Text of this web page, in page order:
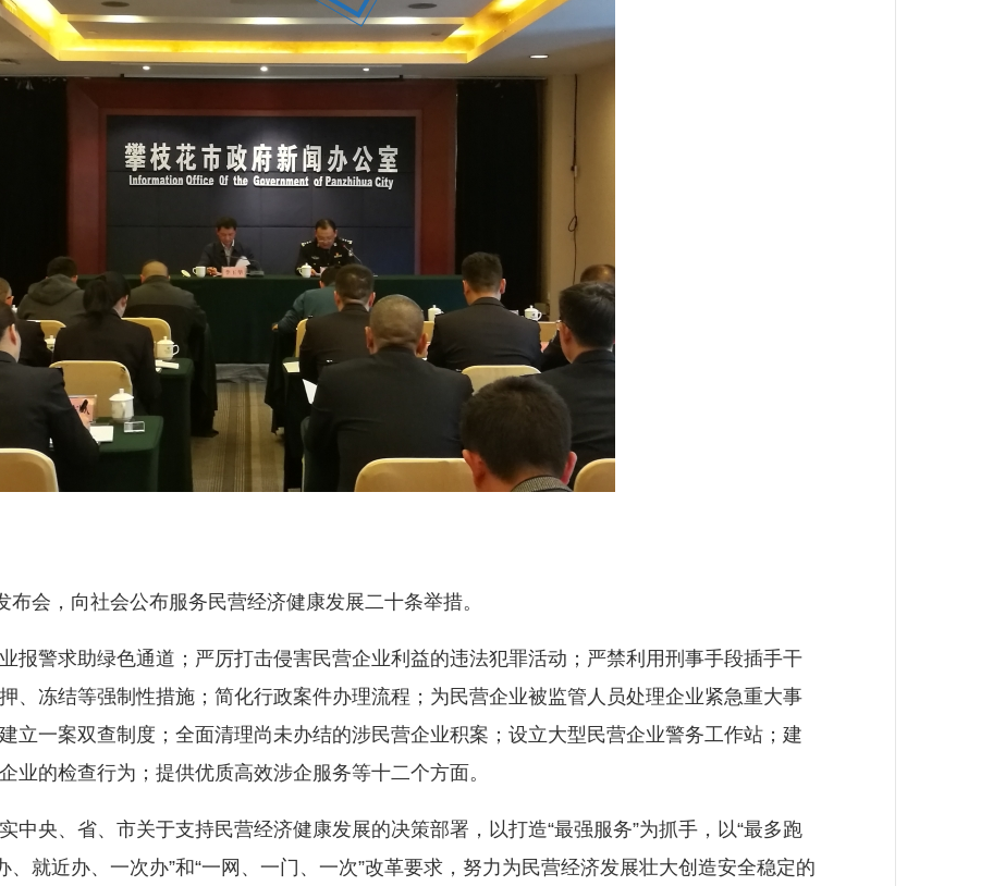
，向社会公布服务民营经济健康发展二十条举措。
警求助绿色通道；严厉打击侵害民营企业利益的违法犯罪活动；严禁利用刑事手段插手干
、冻结等强制性措施；简化行政案件办理流程；为民营企业被监管人员处理企业紧急重大事
立一案双查制度；全面清理尚未办结的涉民营企业积案；设立大型民营企业警务工作站；建
业的检查行为；提供优质高效涉企服务等十二个方面。
央、省、市关于支持民营经济健康发展的决策部署，以打造“最强服务”为抓手，以“最多跑
、就近办、一次办”和“一网、一门、一次”改革要求，努力为民营经济发展壮大创造安全稳定的